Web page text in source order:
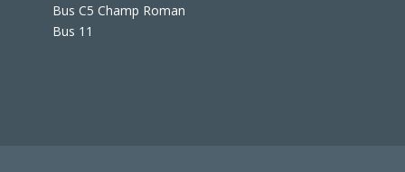
Bus C5 Champ Roman
Bus 11